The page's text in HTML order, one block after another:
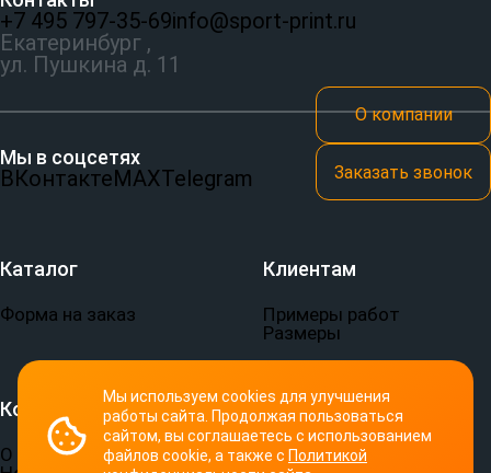
Мы используем cookies для улучшения
работы сайта. Продолжая пользоваться
сайтом, вы соглашаетесь с использованием
файлов cookie, а также с Политикой
+7 495 797‑35-69info@sport-print.ru
Екатеринбург ,
ул. Пушкина д. 11
Мы в соцсетях
ВКонтактеMAXTelegram
О компании
Заказать звонок
Каталог
Форма на заказ
Клиентам
Примеры работ
Размеры
Компания
О компании
Документы
Пользовательское